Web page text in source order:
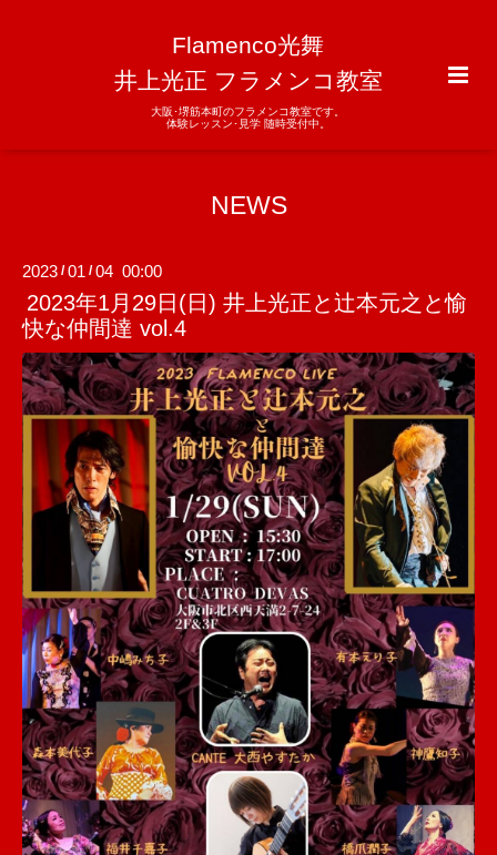
Flamenco光舞
井上光正 フラメンコ教室
大阪･堺筋本町のフラメンコ教室です。
体験レッスン･見学 随時受付中。
NEWS
2023 /01 /04 00:00
2023年1月29日(日) 井上光正と辻本元之と愉
快な仲間達 vol.4